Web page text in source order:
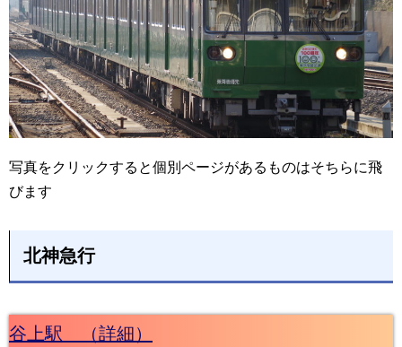
写真をクリックすると個別ページがあるものはそちらに飛
びます
北神急行
谷上駅 （詳細）